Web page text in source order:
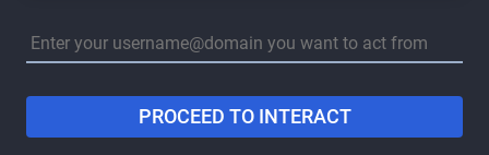
PROCEED TO INTERACT